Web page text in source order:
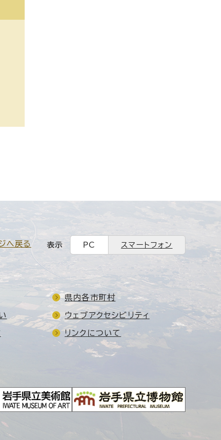
へ戻る 表示 PC スマートフォン
県内各市町村
ウェブアクセシビリティ
リンクについて